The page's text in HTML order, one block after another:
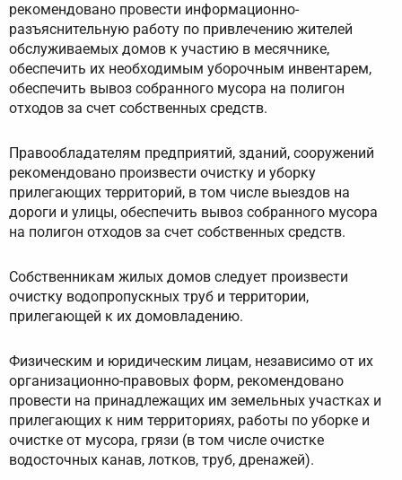
рекомендовано провести информационно-
разъяснительную работу по привлечению жителей
обслуживаемых домов к участию в месячнике,
обеспечить их необходимым уборочным инвентарем,
обеспечить вывоз собранного мусора на полигон
отходов за счет собственных средств.
Правообладателям предприятий, зданий, сооружений
рекомендовано произвести очистку и уборку
прилегающих территорий, в том числе выездов на
дороги и улицы, обеспечить вывоз собранного мусора
на полигон отходов за счет собственных средств.
Собственникам жилых домов следует произвести
очистку водопропускных труб и территории,
прилегающей к их домовладению.
Физическим и юридическим лицам, независимо от их
организационно-правовых форм, рекомендовано
провести на принадлежащих им земельных участках и
прилегающих к ним территориях, работы по уборке и
очистке от мусора, грязи (в том числе очистке
водосточных канав, лотков, труб, дренажей).